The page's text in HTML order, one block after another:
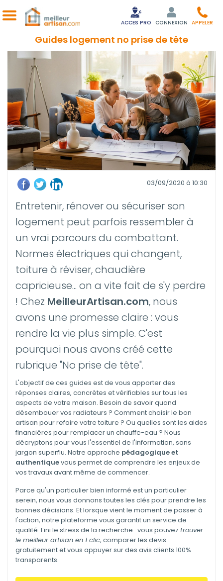
ACCES PRO CONNEXION APPELER
Guides logement no prise de tête
03/09/2020 à 10:30
Entretenir, rénover ou sécuriser son
logement peut parfois ressembler à
un vrai parcours du combattant.
Normes électriques qui changent,
toiture à réviser, chaudière
capricieuse... on a vite fait de s'y perdre
! Chez MeilleurArtisan.com, nous
avons une promesse claire : vous
rendre la vie plus simple. C'est
pourquoi nous avons créé cette
rubrique "No prise de tête".
L'objectif de ces guides est de vous apporter des
réponses claires, concrètes et vérifiables sur tous les
aspects de votre maison. Besoin de savoir quand
désembouer vos radiateurs ? Comment choisir le bon
artisan pour refaire votre toiture ? Ou quelles sont les aides
financières pour remplacer un chauffe-eau ? Nous
décryptons pour vous l'essentiel de l'information, sans
jargon superflu. Notre approche pédagogique et
authentiquevous permet de comprendre les enjeux de
vos travaux avant même de commencer.
Parce qu'un particulier bien informé est un particulier
serein, nous vous donnons toutes les clés pour prendre les
bonnes décisions. Et lorsque vient le moment de passer à
l'action, notre plateforme vous garantit un service de
qualité. Fini le stress de la recherche : vous pouvez trouver
le meilleur artisan en 1 clic, comparer les devis
gratuitement et vous appuyer sur des avis clients 100%
transparents.